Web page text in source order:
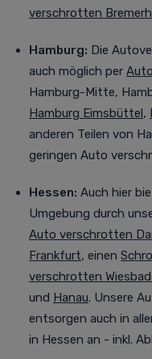
verschrotten
Hamburg: Die
auch möglich per
Hamburg-Mitte,
Hamburg Eimsbüttel,
anderen Teilen von
geringen Auto
Hessen: Auch hier
Umgebung durch
Auto verschrotten
Frankfurt, einen
verschrotten
und Hanau. Unsere
entsorgen auch in
in Hessen an - inkl.